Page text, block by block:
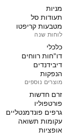
מניות‏
תעודות סל
מטבעות קריפטו
לוחות שנה
כלכלי
דו"חות רווחים
דיבידנדים
הנפקות
מוצרים נוספים
זרם חדשות
פורטפוליו
גרפים פונדמנטליים
עקומות תשואה
אופציות